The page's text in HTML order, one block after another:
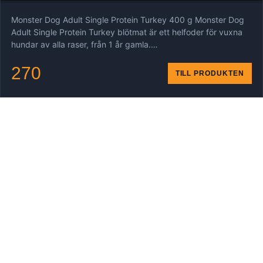
Monster Dog Adult Single Protein Turkey 400 g Monster Dog
Adult Single Protein Turkey blötmat är ett helfoder för vuxna
hundar av alla raser, från 1 år gamla.…
270 TILL PRODUKTEN